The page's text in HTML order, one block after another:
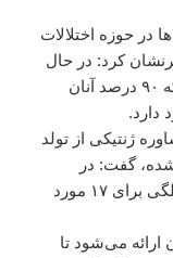
در حوزه اختلالات
کرد: در حال
حاضر ۲۶۰ مرکز مشاوره ژنتیک در کشور که ۹۰ درصد آنان
ژنتیکی از تولد
شده، گفت: در
استان همدان مجوز جلوگیری از ادامه حاملگی برای ۱۷ مورد
ارائه می‌شود تا